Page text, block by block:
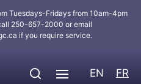
Tuesdays-Fridays from 10am-4pm
250-657-2000 or email
if you require service.
EN FR